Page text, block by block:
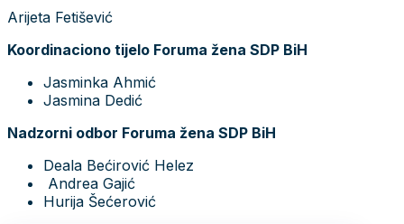
Arijeta Fetišević
Koordinaciono tijelo Foruma žena SDP BiH
Jasminka Ahmić
Jasmina Dedić
Nadzorni odbor Foruma žena SDP BiH
Deala Bećirović Helez
Andrea Gajić
Hurija Šećerović